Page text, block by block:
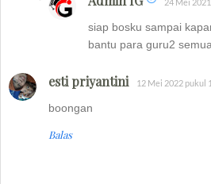
siap bosku sampai
bantu para guru2 semua
esti priyantini 12 Mei 2022 pukul
boongan
Balas